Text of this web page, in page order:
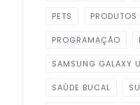
PETS
PROGRAMAÇÃO
SAMSUNG GALAXY
SAÚDE BUCAL